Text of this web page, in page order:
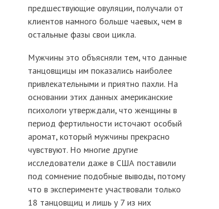
предшествующие овуляции, получали от
клиентов намного больше чаевых, чем в
остальные фазы свои цикла.
Мужчины это объясняли тем, что данные
танцовщицы им показались наиболее
привлекательными и приятно пахли. На
основании этих данных американские
психологи утверждали, что женщины в
период фертильности источают особый
аромат, который мужчины прекрасно
чувствуют. Но многие другие
исследователи даже в США поставили
под сомнение подобные выводы, потому
что в эксперименте участвовали только
18 танцовщиц и лишь у 7 из них